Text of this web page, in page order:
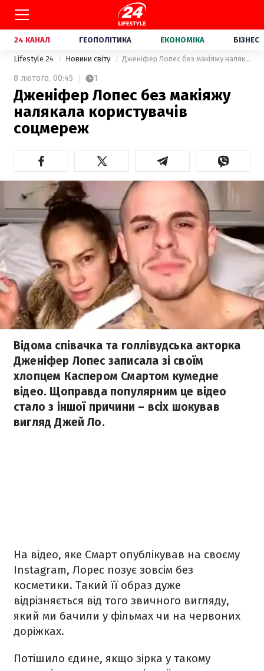
24 КАНАЛ ГЕОПОЛІТИКА ЕКОНОМІКА БІЗНЕС
Lifestyle 24 Новини світу Дженіфер Лопес без макіяжу налякала користувачів соцмереж
8 лютого, 00:45 1
Дженіфер Лопес без макіяжу
налякала користувачів
соцмереж
Відома співачка та голлівудська акторка
Дженіфер Лопес записала зі своїм
хлопцем Каспером Смартом кумедне
відео. Щоправда популярним це відео
стало з іншої причини – всіх шокував
вигляд Джей Ло.
На відео, яке Смарт опублікував на своєму
Іnstagram, Лорес позує зовсім без
косметики. Такий її образ дуже
відрізняється від того звичного вигляду,
який ми бачили у фільмах чи на червоних
доріжках.
Потішило єдине, якщо зірка у такому